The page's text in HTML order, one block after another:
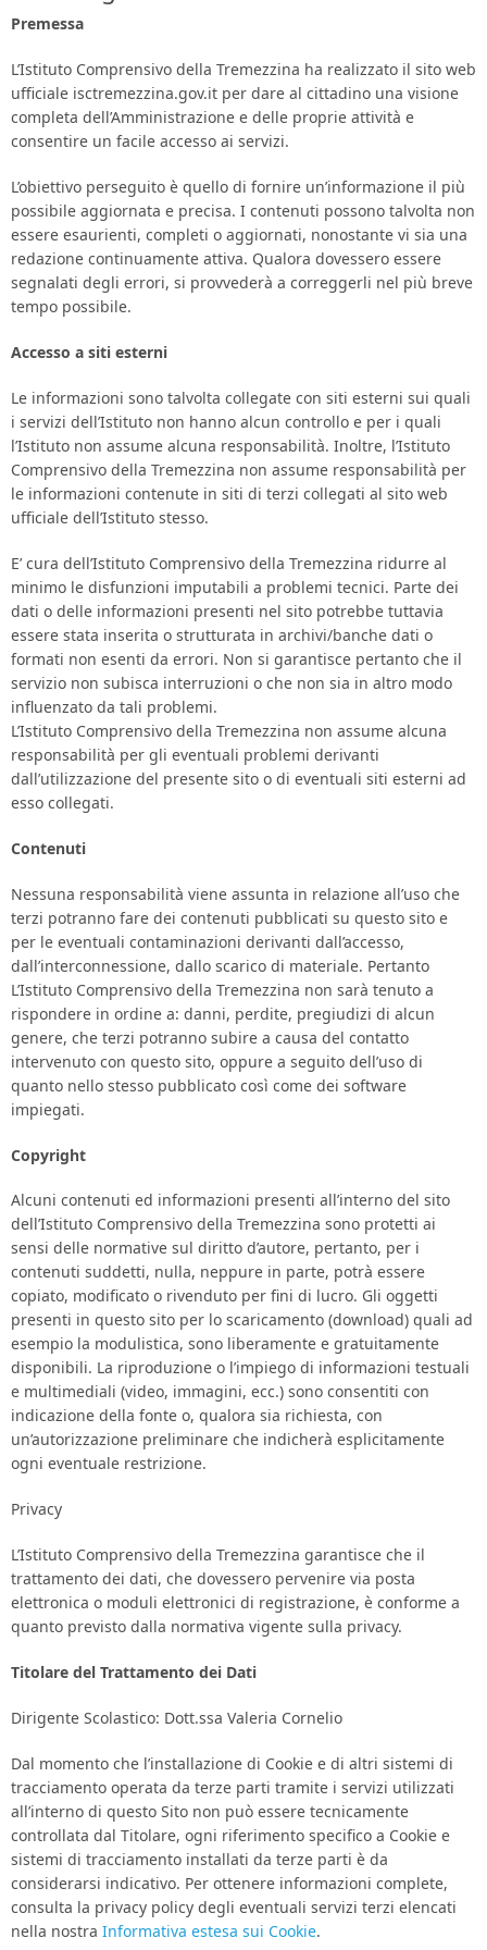
Area Genitori
Contatti e Orari
Premessa
L’Istituto Comprensivo della Tremezzina ha realizzato il sito web
ufficiale isctremezzina.gov.it per dare al cittadino una visione
completa dell’Amministrazione e delle proprie attività e
consentire un facile accesso ai servizi.
L’obiettivo perseguito è quello di fornire un’informazione il più
possibile aggiornata e precisa. I contenuti possono talvolta non
essere esaurienti, completi o aggiornati, nonostante vi sia una
redazione continuamente attiva. Qualora dovessero essere
segnalati degli errori, si provvederà a correggerli nel più breve
tempo possibile.
Accesso a siti esterni
Le informazioni sono talvolta collegate con siti esterni sui quali
i servizi dell’Istituto non hanno alcun controllo e per i quali
l’Istituto non assume alcuna responsabilità. Inoltre, l’Istituto
Comprensivo della Tremezzina non assume responsabilità per
le informazioni contenute in siti di terzi collegati al sito web
ufficiale dell’Istituto stesso.
E’ cura dell’Istituto Comprensivo della Tremezzina ridurre al
minimo le disfunzioni imputabili a problemi tecnici. Parte dei
dati o delle informazioni presenti nel sito potrebbe tuttavia
essere stata inserita o strutturata in archivi/banche dati o
formati non esenti da errori. Non si garantisce pertanto che il
servizio non subisca interruzioni o che non sia in altro modo
influenzato da tali problemi.
L’Istituto Comprensivo della Tremezzina non assume alcuna
responsabilità per gli eventuali problemi derivanti
dall’utilizzazione del presente sito o di eventuali siti esterni ad
esso collegati.
Contenuti
Nessuna responsabilità viene assunta in relazione all’uso che
terzi potranno fare dei contenuti pubblicati su questo sito e
per le eventuali contaminazioni derivanti dall’accesso,
dall’interconnessione, dallo scarico di materiale. Pertanto
L’Istituto Comprensivo della Tremezzina non sarà tenuto a
rispondere in ordine a: danni, perdite, pregiudizi di alcun
genere, che terzi potranno subire a causa del contatto
intervenuto con questo sito, oppure a seguito dell’uso di
quanto nello stesso pubblicato così come dei software
impiegati.
Copyright
Alcuni contenuti ed informazioni presenti all’interno del sito
dell’Istituto Comprensivo della Tremezzina sono protetti ai
sensi delle normative sul diritto d’autore, pertanto, per i
contenuti suddetti, nulla, neppure in parte, potrà essere
copiato, modificato o rivenduto per fini di lucro. Gli oggetti
presenti in questo sito per lo scaricamento (download) quali ad
esempio la modulistica, sono liberamente e gratuitamente
disponibili. La riproduzione o l’impiego di informazioni testuali
e multimediali (video, immagini, ecc.) sono consentiti con
indicazione della fonte o, qualora sia richiesta, con
un’autorizzazione preliminare che indicherà esplicitamente
ogni eventuale restrizione.
Privacy
L’Istituto Comprensivo della Tremezzina garantisce che il
trattamento dei dati, che dovessero pervenire via posta
elettronica o moduli elettronici di registrazione, è conforme a
quanto previsto dalla normativa vigente sulla privacy.
Titolare del Trattamento dei Dati
Dirigente Scolastico: Dott.ssa Valeria Cornelio
Dal momento che l’installazione di Cookie e di altri sistemi di
tracciamento operata da terze parti tramite i servizi utilizzati
all’interno di questo Sito non può essere tecnicamente
controllata dal Titolare, ogni riferimento specifico a Cookie e
sistemi di tracciamento installati da terze parti è da
considerarsi indicativo. Per ottenere informazioni complete,
consulta la privacy policy degli eventuali servizi terzi elencati
nella nostra Informativa estesa sui Cookie.